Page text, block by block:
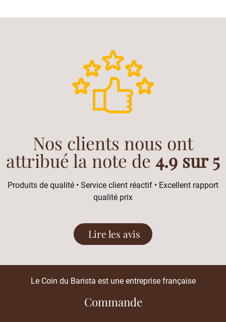
Nos clients nous ont
attribué la note de 4.9 sur 5
Produits de qualité • Service client réactif • Excellent rapport
qualité prix
Lire les avis
Le Coin du Barista est une entreprise française
Commande